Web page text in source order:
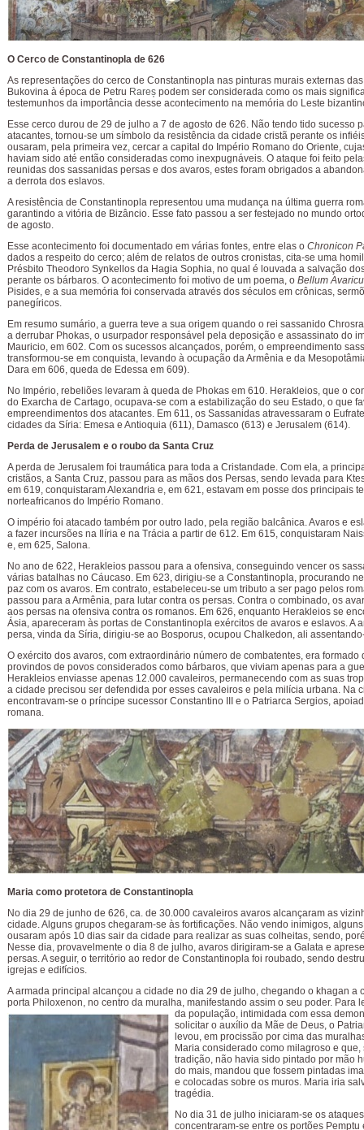
O Cerco de Constantinopla de 626
As representações do cerco de Constantinopla nas pinturas murais externas
Bukovina à época de Petru Rareș podem ser considerada como os mais
testemunhos da importância desse acontecimento na memória do Leste
Esse cerco durou de 29 de julho a 7 de agosto de 626. Não tendo tido sucesso
atacantes, tornou-se um símbolo da resistência da cidade cristã perante os
ousaram, pela primeira vez, cercar a capital do Império Romano do Oriente,
haviam sido até então consideradas como inexpugnáveis. O ataque foi feito
reunidas dos sassanidas persas e dos avaros, estes foram obrigados a
a derrota dos eslavos.
A resistência de Constantinopla representou uma mudança na última guerra
garantindo a vitória de Bizâncio. Esse fato passou a ser festejado no mundo
de agosto.
Esse acontecimento foi documentado em várias fontes, entre elas o Chronicon
dados a respeito do cerco; além de relatos de outros cronistas, cita-se uma
Présbito Theodoro Synkellos da Hagia Sophia, no qual é louvada a salvação
perante os bárbaros. O acontecimento foi motivo de um poema, o Bellum
Pisides, e a sua memória foi conservada através dos séculos em crônicas,
panegíricos.
Em resumo sumário, a guerra teve a sua origem quando o rei sassanido
a derrubar Phokas, o usurpador responsável pela deposição e assassinato do
Mauricio, em 602. Com os sucessos alcançados, porém, o empreendimento
transformou-se em conquista, levando à ocupação da Armênia e da
Dara em 606, queda de Edessa em 609).
No Império, rebeliões levaram à queda de Phokas em 610. Herakleios, que o
do Exarcha de Cartago, ocupava-se com a estabilização do seu Estado, o que
empreendimentos dos atacantes. Em 611, os Sassanidas atravessaram o
cidades da Síria: Emesa e Antioquia (611), Damasco (613) e Jerusalem (614).
Perda de Jerusalem e o roubo da Santa Cruz
A perda de Jerusalem foi traumática para toda a Cristandade. Com ela, a
cristãos, a Santa Cruz, passou para as mãos dos Persas, sendo levada para
em 619, conquistaram Alexandria e, em 621, estavam em posse dos principais
norteafricanos do Império Romano.
O império foi atacado também por outro lado, pela região balcânica. Avaros e
a fazer incursões na Ilíria e na Trácia a partir de 612. Em 615, conquistaram
e, em 625, Salona.
No ano de 622, Herakleios passou para a ofensiva, conseguindo vencer os
várias batalhas no Cáucaso. Em 623, dirigiu-se a Constantinopla, procurando
paz com os avaros. Em contrato, estabeleceu-se um tributo a ser pago pelos
passou para a Armênia, para lutar contra os persas. Contra o combinado, os
aos persas na ofensiva contra os romanos. Em 626, enquanto Herakleios se
Ásia, apareceram às portas de Constantinopla exércitos de avaros e eslavos. A
persa, vinda da Síria, dirigiu-se ao Bosporus, ocupou Chalkedon, ali
O exército dos avaros, com extraordinário número de combatentes, era formado
provindos de povos considerados como bárbaros, que viviam apenas para a
Herakleios enviasse apenas 12.000 cavaleiros, permanecendo com as suas
a cidade precisou ser defendida por esses cavaleiros e pela milícia urbana. Na
encontravam-se o príncipe sucessor Constantino III e o Patriarca Sergios,
romana.
Maria como protetora de Constantinopla
No dia 29 de junho de 626, ca. de 30.000 cavaleiros avaros alcançaram as
cidade. Alguns grupos chegaram-se às fortificações. Não vendo inimigos,
ousaram após 10 dias sair da cidade para realizar as suas colheitas, sendo,
Nesse dia, provavelmente o dia 8 de julho, avaros dirigiram-se a Galata e
persas. A seguir, o território ao redor de Constantinopla foi roubado, sendo
igrejas e edifícios.
A armada principal alcançou a cidade no dia 29 de julho, chegando o khagan a
porta Philoxenon, no centro da muralha, manifestando assim o seu poder. Para
da população, intimidada com essa
solicitar o auxílio da Mãe de Deus, o
levou, em procissão por cima das
Maria considerado como milagroso e que,
tradição, não havia sido pintado por mão
do mais, mandou que fossem pintadas
e colocadas sobre os muros. Maria iria
tragédia.
No dia 31 de julho iniciaram-se os
concentraram-se entre os portões Pemptu